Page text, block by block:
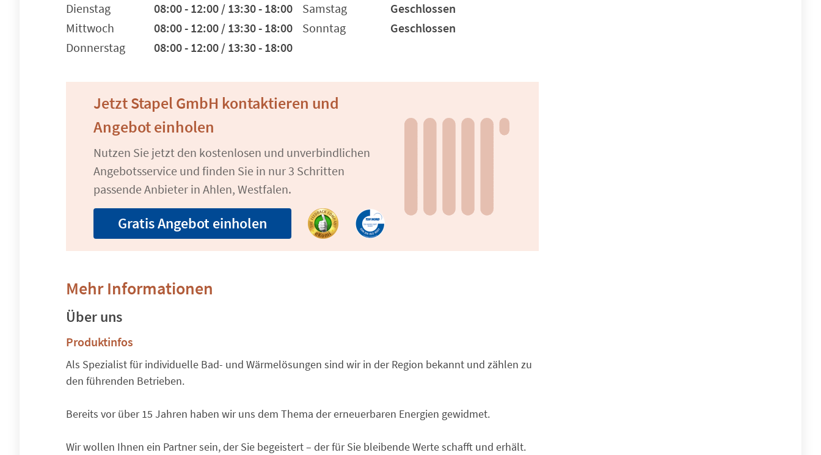
Dienstag
08:00 - 12:00 / 13:30 - 18:00
Mittwoch
08:00 - 12:00 / 13:30 - 18:00
Donnerstag
08:00 - 12:00 / 13:30 - 18:00
Samstag
Geschlossen
Sonntag
Geschlossen
Jetzt Stapel GmbH kontaktieren und
Angebot einholen
Nutzen Sie jetzt den kostenlosen und unverbindlichen
Angebotsservice und finden Sie in nur 3 Schritten
passende Anbieter in Ahlen, Westfalen.
Gratis Angebot einholen
Mehr Informationen
Über uns
Produktinfos
Als Spezialist für individuelle Bad- und Wärmelösungen sind wir in der Region bekannt und zählen zu
den führenden Betrieben.
Bereits vor über 15 Jahren haben wir uns dem Thema der erneuerbaren Energien gewidmet.
Wir wollen Ihnen ein Partner sein, der Sie begeistert – der für Sie bleibende Werte schafft und erhält.